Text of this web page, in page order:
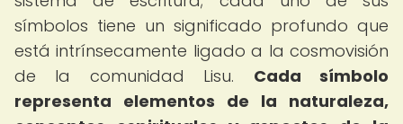
símbolos tiene un significado profundo que
está intrínsecamente ligado a la cosmovisión
de la comunidad Lisu. Cada símbolo
representa elementos de la naturaleza,